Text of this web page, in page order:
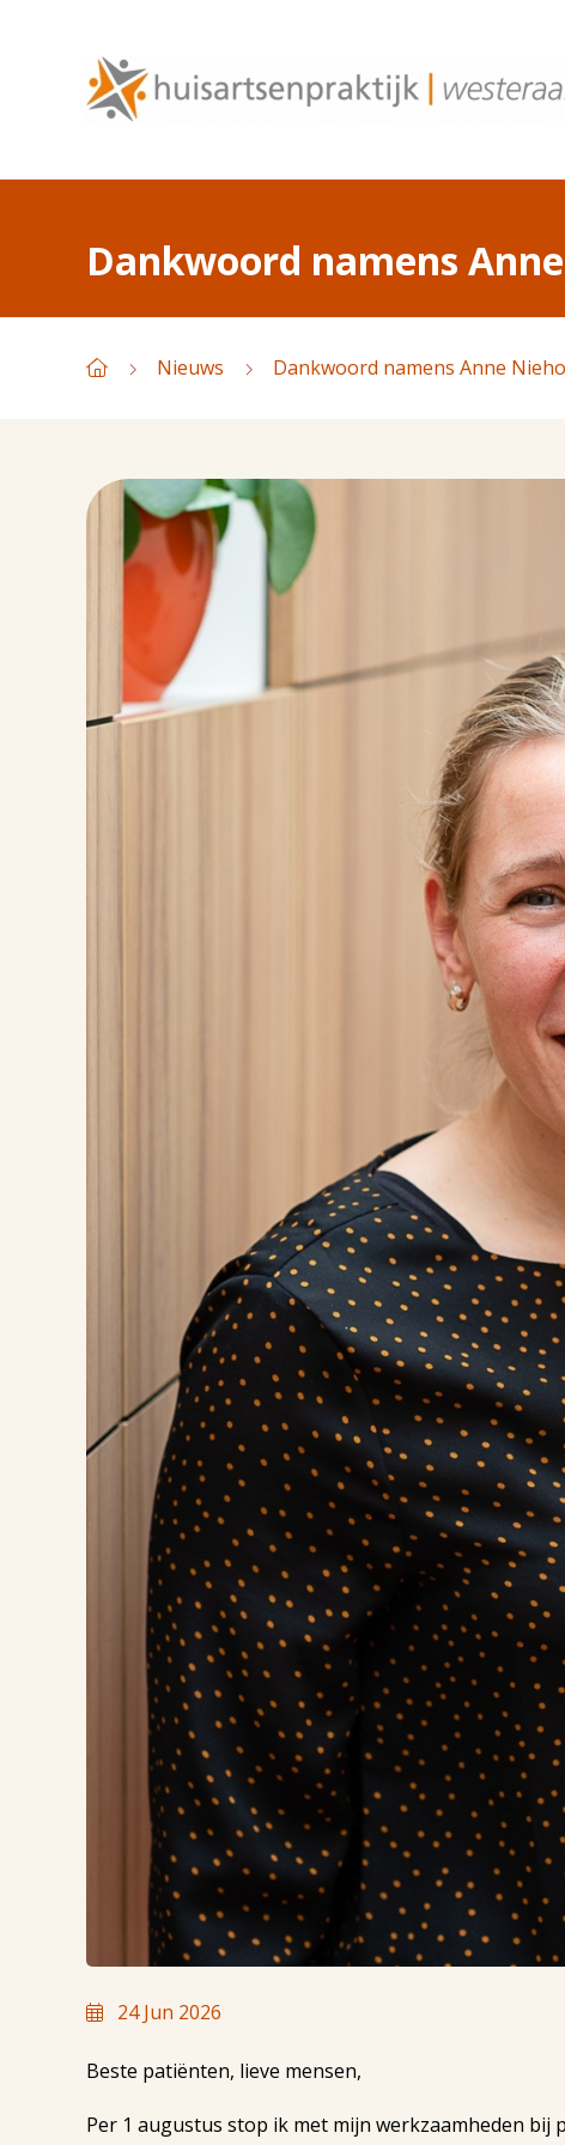
Dankwoord namens
Nieuws Dankwoord namens Anne
24 Jun 2026
Beste patiënten, lieve mensen,
Per 1 augustus stop ik met mijn werkzaamheden